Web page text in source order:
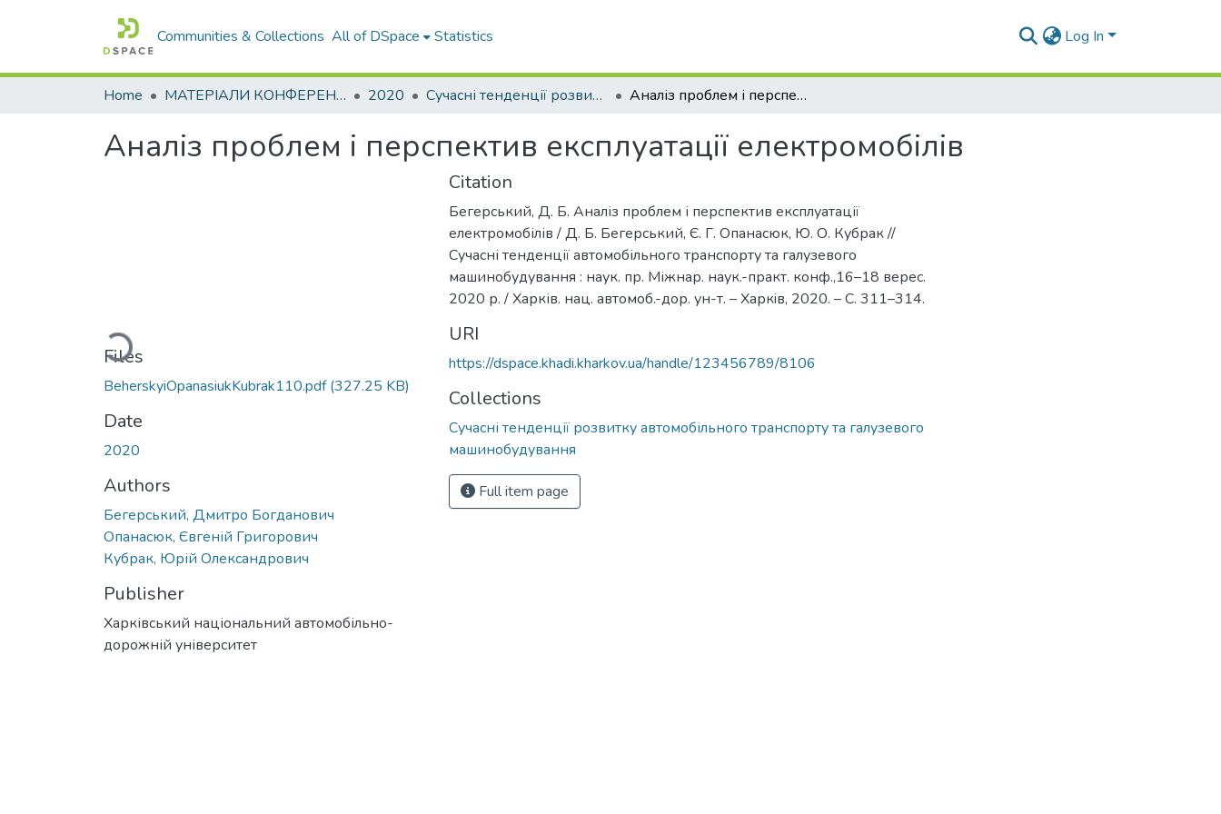
Communities & Collections All of DSpace Statistics Log In
Home МАТЕРІАЛИ КОНФЕРЕНЦІЙ 2020 Сучасні тенденції розвитку автомобільного транспорту та галузевого машинобудування Аналіз проблем і перспектив експлуатації електромобілів
Аналіз проблем і перспектив експлуатації електромобілів
Loading...
Files
BeherskyiOpanasiukKubrak110.pdf(327.25 KB)
Date
2020
Authors
Бегерський, Дмитро Богданович
Опанасюк, Євгеній Григорович
Кубрак, Юрій Олександрович
Publisher
Харківський національний автомобільно-
дорожній університет
Citation
Бегерський, Д. Б. Аналіз проблем і перспектив експлуатації
електромобілів / Д. Б. Бегерський, Є. Г. Опанасюк, Ю. О. Кубрак //
Сучасні тенденції автомобільного транспорту та галузевого
машинобудування : наук. пр. Міжнар. наук.-практ. конф.,16–18 верес.
2020 р. / Харків. нац. автомоб.-дор. ун-т. – Харкiв, 2020. – С. 311–314.
URI
https://dspace.khadi.kharkov.ua/handle/123456789/8106
Collections
Сучасні тенденції розвитку автомобільного транспорту та галузевого
машинобудування
Full item page